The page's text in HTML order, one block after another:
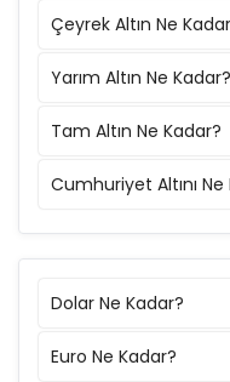
Çeyrek Altın Ne
Yarım Altın Ne Kadar?
Tam Altın Ne Kadar?
Cumhuriyet Altını Ne
Dolar Ne Kadar?
Euro Ne Kadar?